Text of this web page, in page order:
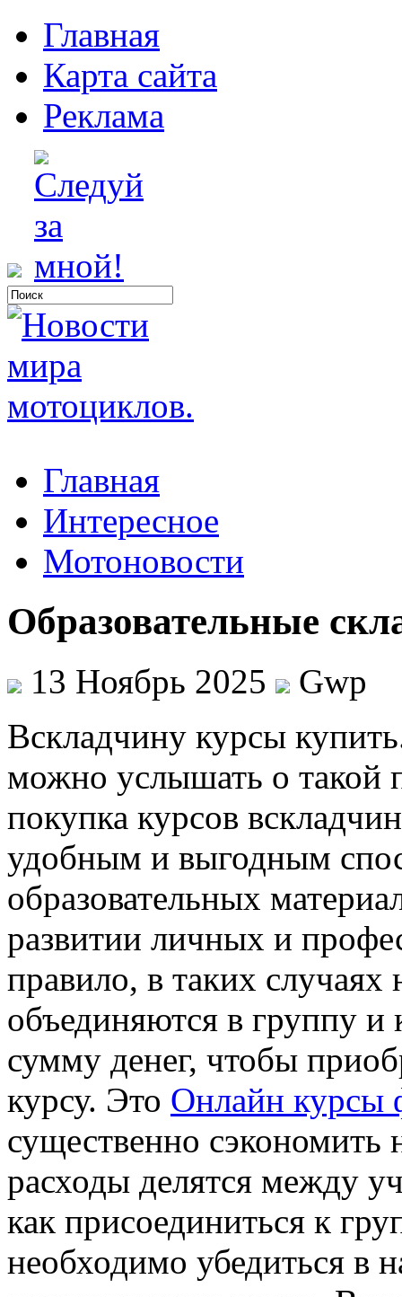
Главная
Карта сайта
Реклама
Главная
Интересное
Мотоновости
Образовательные
13 Ноябрь 2025
Gwp
Всклaдчину курсы
можно услышать о такой
покупка курсов
удобным и выгодным
образовательных
развитии личных и
правило, в таких случаях
объединяются в группу
сумму денег, чтобы
курсу. Это Онлайн курсы
существенно сэкономить
расходы делятся между
как присоединиться к
необходимо убедиться в